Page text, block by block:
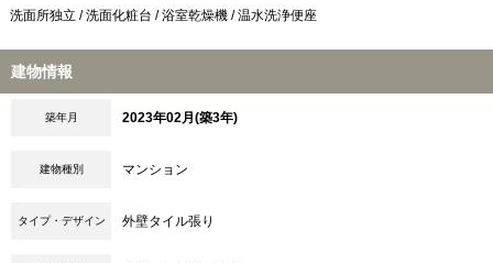
洗面所独立 / 洗面化粧台 / 浴室乾燥機 / 温水洗浄便座
建物情報
築年月 2023年02月(築3年)
建物種別 マンション
タイプ・デザイン 外壁タイル張り